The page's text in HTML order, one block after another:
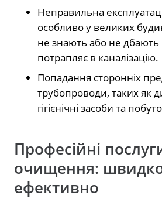
Неправильна
особливо у великих
не знають або не
потрапляє в каналізацію.
Попадання сторонніх
трубопроводи, таких як
гігієнічні засоби та
Професійні
очищення:
ефективно